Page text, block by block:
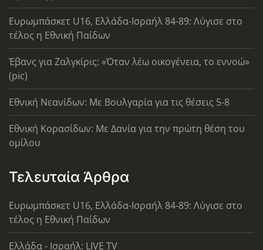
Ευρωμπάσκετ U16, Ελλάδα-Ισραήλ 84-89: Λύγισε στο
τέλος η Εθνική Παίδων
Έβανς για Ζαλγκίρις: «Όταν λέω οικογένεια, το εννοώ»
(pic)
Εθνική Νεανίδων: Με Βουλγαρία για τις θέσεις 5-8
Εθνική Κορασίδων: Με Δανία για την πρώτη θέση του
ομίλου
Τελευταία Άρθρα
Ευρωμπάσκετ U16, Ελλάδα-Ισραήλ 84-89: Λύγισε στο
τέλος η Εθνική Παίδων
Ελλάδα - Ισραήλ: LIVE TV